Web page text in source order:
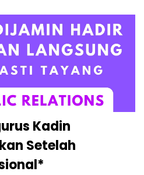
Kadin
Setelah